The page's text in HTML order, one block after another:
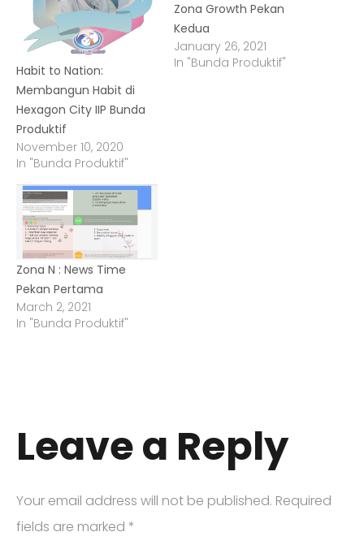
Habit to Nation:
Membangun Habit di
Hexagon City IIP Bunda
Produktif
November 10, 2020
In "Bunda Produktif"
Zona Growth Pekan
Kedua
January 26, 2021
In "Bunda Produktif"
Zona N : News Time
Pekan Pertama
March 2, 2021
In "Bunda Produktif"
Leave a Reply
Your email address will not be published. Required
fields are marked *